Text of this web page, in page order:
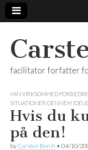
facilitator forfatter
MIN VIRKSOMHED
SITUATIONER GENNEM
Hvis du
på den!
by Carsten Borch • 04/10/